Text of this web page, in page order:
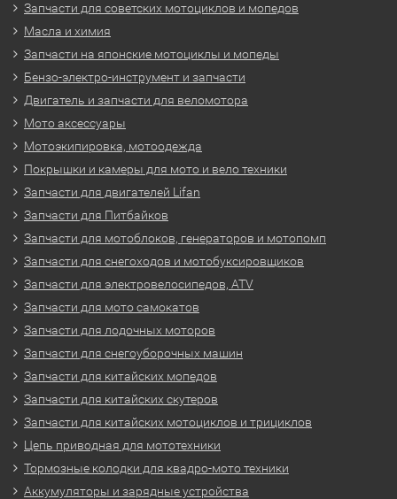
Запчасти для советских мотоциклов и мопедов
Масла и химия
Запчасти на японские мотоциклы и мопеды
Бензо-электро-инструмент и запчасти
Двигатель и запчасти для веломотора
Мото аксессуары
Мотоэкипировка, мотоодежда
Покрышки и камеры для мото и вело техники
Запчасти для двигателей Lifan
Запчасти для Питбайков
Запчасти для мотоблоков, генераторов и мотопомп
Запчасти для снегоходов и мотобуксировщиков
Запчасти для электровелосипедов, ATV
Запчасти для мото самокатов
Запчасти для лодочных моторов
Запчасти для снегоуборочных машин
Запчасти для китайских мопедов
Запчасти для китайских скутеров
Запчасти для китайских мотоциклов и трициклов
Цепь приводная для мототехники
Тормозные колодки для квадро-мото техники
Аккумуляторы и зарядные устройства